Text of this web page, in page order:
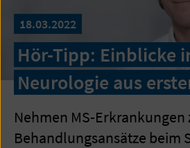
18.03.2022
Hör-Tipp: Einblicke
Neurologie aus
Nehmen MS-Erkrankungen
Behandlungsansätze beim